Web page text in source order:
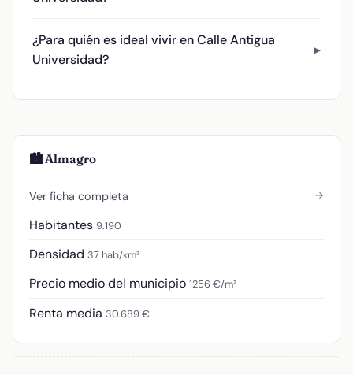
¿Para quién es ideal vivir en Calle Antigua
Universidad?
🏙️ Almagro
Ver ficha completa →
Habitantes 9.190
Densidad 37 hab/km²
Precio medio del municipio 1256 €/m²
Renta media 30.689 €